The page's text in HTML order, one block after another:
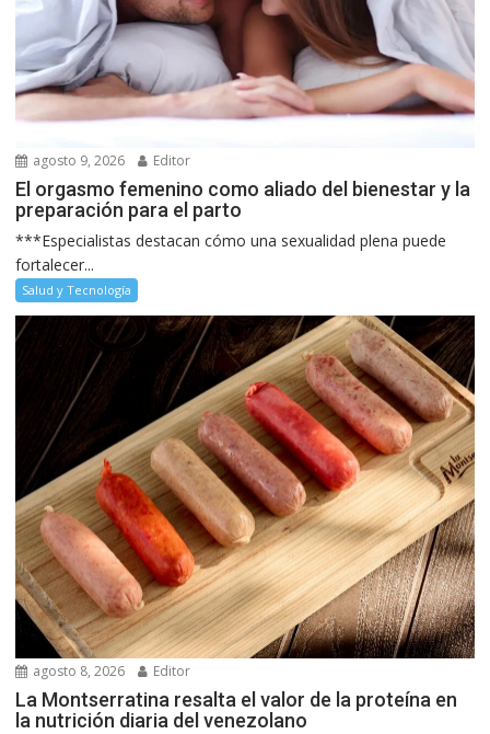
agosto 9, 2026 Editor
El orgasmo femenino como aliado del bienestar y la
preparación para el parto
***Especialistas destacan cómo una sexualidad plena puede
fortalecer...
Salud y Tecnología
agosto 8, 2026 Editor
La Montserratina resalta el valor de la proteína en
la nutrición diaria del venezolano